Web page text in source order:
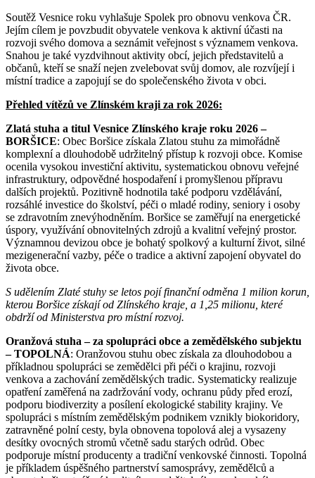
Soutěž Vesnice roku vyhlašuje Spolek pro obnovu venkova ČR.
Jejím cílem je povzbudit obyvatele venkova k aktivní účasti na
rozvoji svého domova a seznámit veřejnost s významem venkova.
Snahou je také vyzdvihnout aktivity obcí, jejich představitelů a
občanů, kteří se snaží nejen zvelebovat svůj domov, ale rozvíjejí i
místní tradice a zapojují se do společenského života v obci.
Přehled vítězů ve Zlínském kraji za rok 2026:
Zlatá stuha a titul Vesnice Zlínského kraje roku 2026 –
BORŠICE: Obec Boršice získala Zlatou stuhu za mimořádně
komplexní a dlouhodobě udržitelný přístup k rozvoji obce. Komise
ocenila vysokou investiční aktivitu, systematickou obnovu veřejné
infrastruktury, odpovědné hospodaření i promyšlenou přípravu
dalších projektů. Pozitivně hodnotila také podporu vzdělávání,
rozsáhlé investice do školství, péči o mladé rodiny, seniory i osoby
se zdravotním znevýhodněním. Boršice se zaměřují na energetické
úspory, využívání obnovitelných zdrojů a kvalitní veřejný prostor.
Významnou devizou obce je bohatý spolkový a kulturní život, silné
mezigenerační vazby, péče o tradice a aktivní zapojení obyvatel do
života obce.
S udělením Zlaté stuhy se letos pojí finanční odměna 1 milion korun,
kterou Boršice získají od Zlínského kraje, a 1,25 milionu, které
obdrží od Ministerstva pro místní rozvoj.
Oranžová stuha – za spolupráci obce a zemědělského subjektu
– TOPOLNÁ: Oranžovou stuhu obec získala za dlouhodobou a
příkladnou spolupráci se zemědělci při péči o krajinu, rozvoji
venkova a zachování zemědělských tradic. Systematicky realizuje
opatření zaměřená na zadržování vody, ochranu půdy před erozí,
podporu biodiverzity a posílení ekologické stability krajiny. Ve
spolupráci s místním zemědělským podnikem vznikly biokoridory,
zatravněné polní cesty, byla obnovena topolová alej a vysazeny
desítky ovocných stromů včetně sadu starých odrůd. Obec
podporuje místní producenty a tradiční venkovské činnosti. Topolná
je příkladem úspěšného partnerství samosprávy, zemědělců a